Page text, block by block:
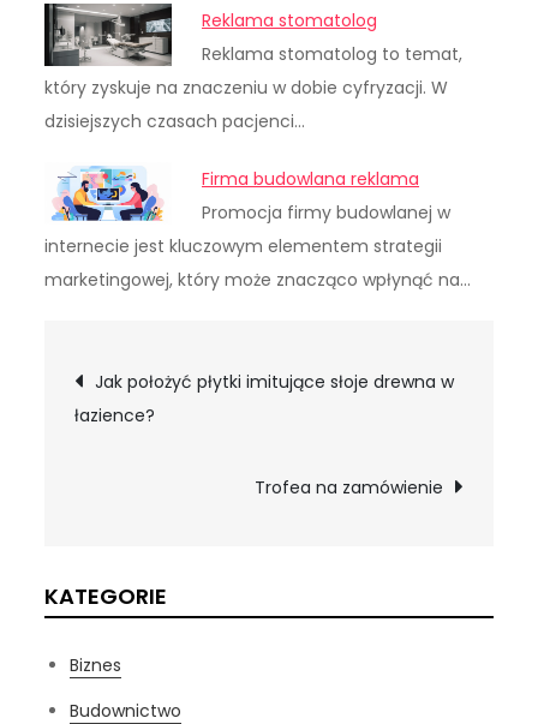
Reklama stomatolog
Reklama stomatolog to temat,
który zyskuje na znaczeniu w dobie cyfryzacji. W
dzisiejszych czasach pacjenci…
Firma budowlana reklama
Promocja firmy budowlanej w
internecie jest kluczowym elementem strategii
marketingowej, który może znacząco wpłynąć na…
Nawigacja
wpisu
Jak położyć płytki imitujące słoje drewna w
łazience?
Trofea na zamówienie
KATEGORIE
Biznes
Budownictwo